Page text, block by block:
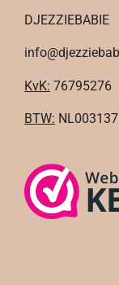
DJEZZIEBABIE
KvK:
BTW: